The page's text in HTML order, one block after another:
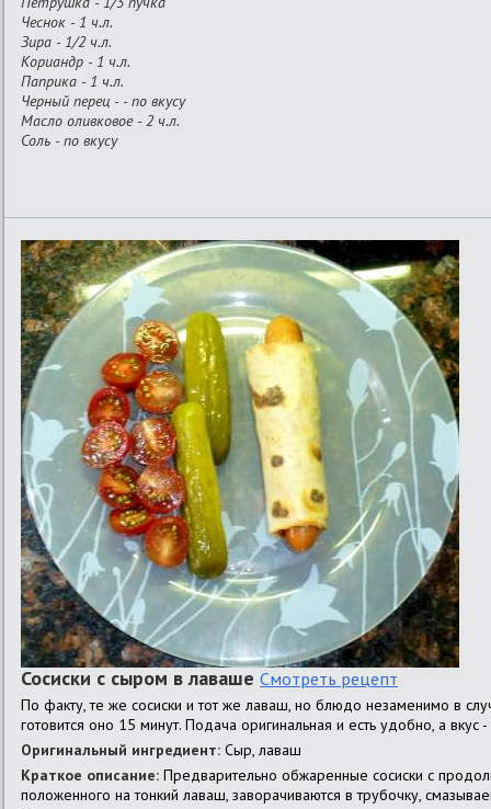
Чеснок - 1 ч.л.
Зира - 1/2 ч.л.
Кориандр - 1 ч.л.
Паприка - 1 ч.л.
Черный перец - - по вкусу
Масло оливковое - 2 ч.л.
Соль - по вкусу
Сосиски с сыром в лаваше Смотреть рецепт
По факту, те же сосиски и тот же лаваш, но блюдо незаменимо в
готовится оно 15 минут. Подача оригинальная и есть удобно, а вкус
Оригинальный ингредиент: Сыр, лаваш
Краткое описание: Предварительно обжаренные сосиски с
положенного на тонкий лаваш, заворачиваются в трубочку,